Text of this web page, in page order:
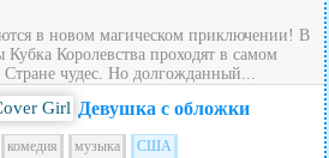
в новом магическом приключении! В
Кубка Королевства проходят в самом
чудес. Но долгожданный...
Девушка с обложки
комедия музыка США